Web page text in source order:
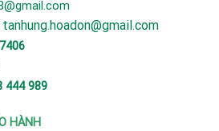
tanhung.hoadon@gmail.com
444 989
HÀNH